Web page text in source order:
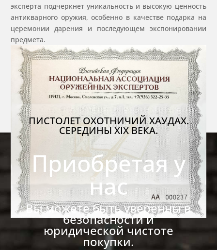
эксперта подчеркнет уникальность и высокую ценность
антикварного оружия, особенно в качестве подарка на
церемонии дарения и последующем экспонировании
предмета.
ПИСТОЛЕТ ОХОТНИЧИЙ ХАУДАХ.
СЕРЕДИНЫ XIX ВЕКА.
Приобретая у
нас
Вы можете быть уверенны в
безопасности и
юридической чистоте
покупки.